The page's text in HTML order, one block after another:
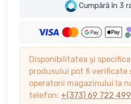
Cumpără în 3
Disponibilitatea și
produsului pot fi verificate
operatorii magazinului la
telefon: +(373) 69 722 499